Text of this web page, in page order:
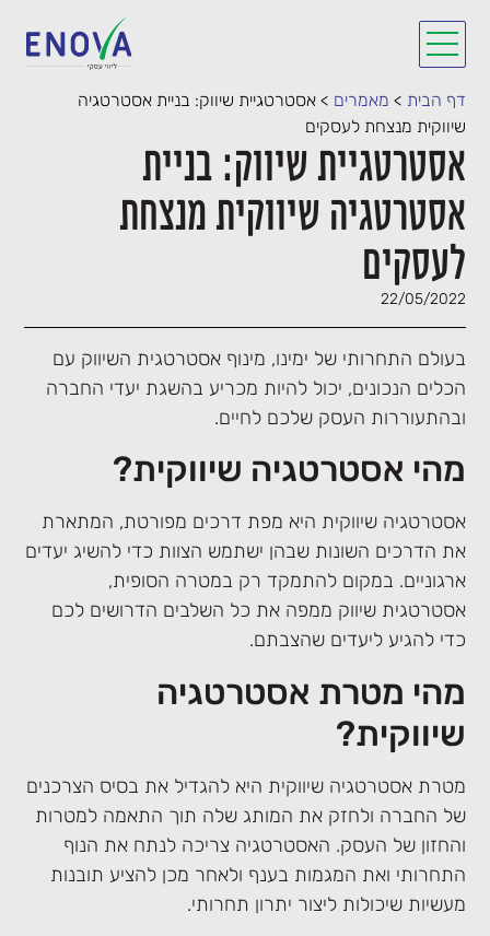
דף הבית > מאמרים >אסטרטגיית שיווק: בניית אסטרטגיה
שיווקית מנצחת לעסקים
אסטרטגיית שיווק: בניית
אסטרטגיה שיווקית מנצחת
לעסקים
22/05/2022
בעולם התחרותי של ימינו, מינוף אסטרטגית השיווק עם
הכלים הנכונים, יכול להיות מכריע בהשגת יעדי החברה
ובהתעוררות העסק שלכם לחיים.
מהי אסטרטגיה שיווקית?
אסטרטגיה שיווקית היא מפת דרכים מפורטת, המתארת ​​
את הדרכים השונות שבהן ישתמש הצוות כדי להשיג יעדים
ארגוניים. במקום להתמקד רק במטרה הסופית,
אסטרטגית שיווק ממפה את כל השלבים הדרושים לכם
כדי להגיע ליעדים שהצבתם.
מהי מטרת אסטרטגיה
שיווקית?
מטרת אסטרטגיה שיווקית היא להגדיל את בסיס הצרכנים
של החברה ולחזק את המותג שלה תוך התאמה למטרות
והחזון של העסק. האסטרטגיה צריכה לנתח את הנוף
התחרותי ואת המגמות בענף ולאחר מכן להציע תובנות
מעשיות שיכולות ליצור יתרון תחרותי.